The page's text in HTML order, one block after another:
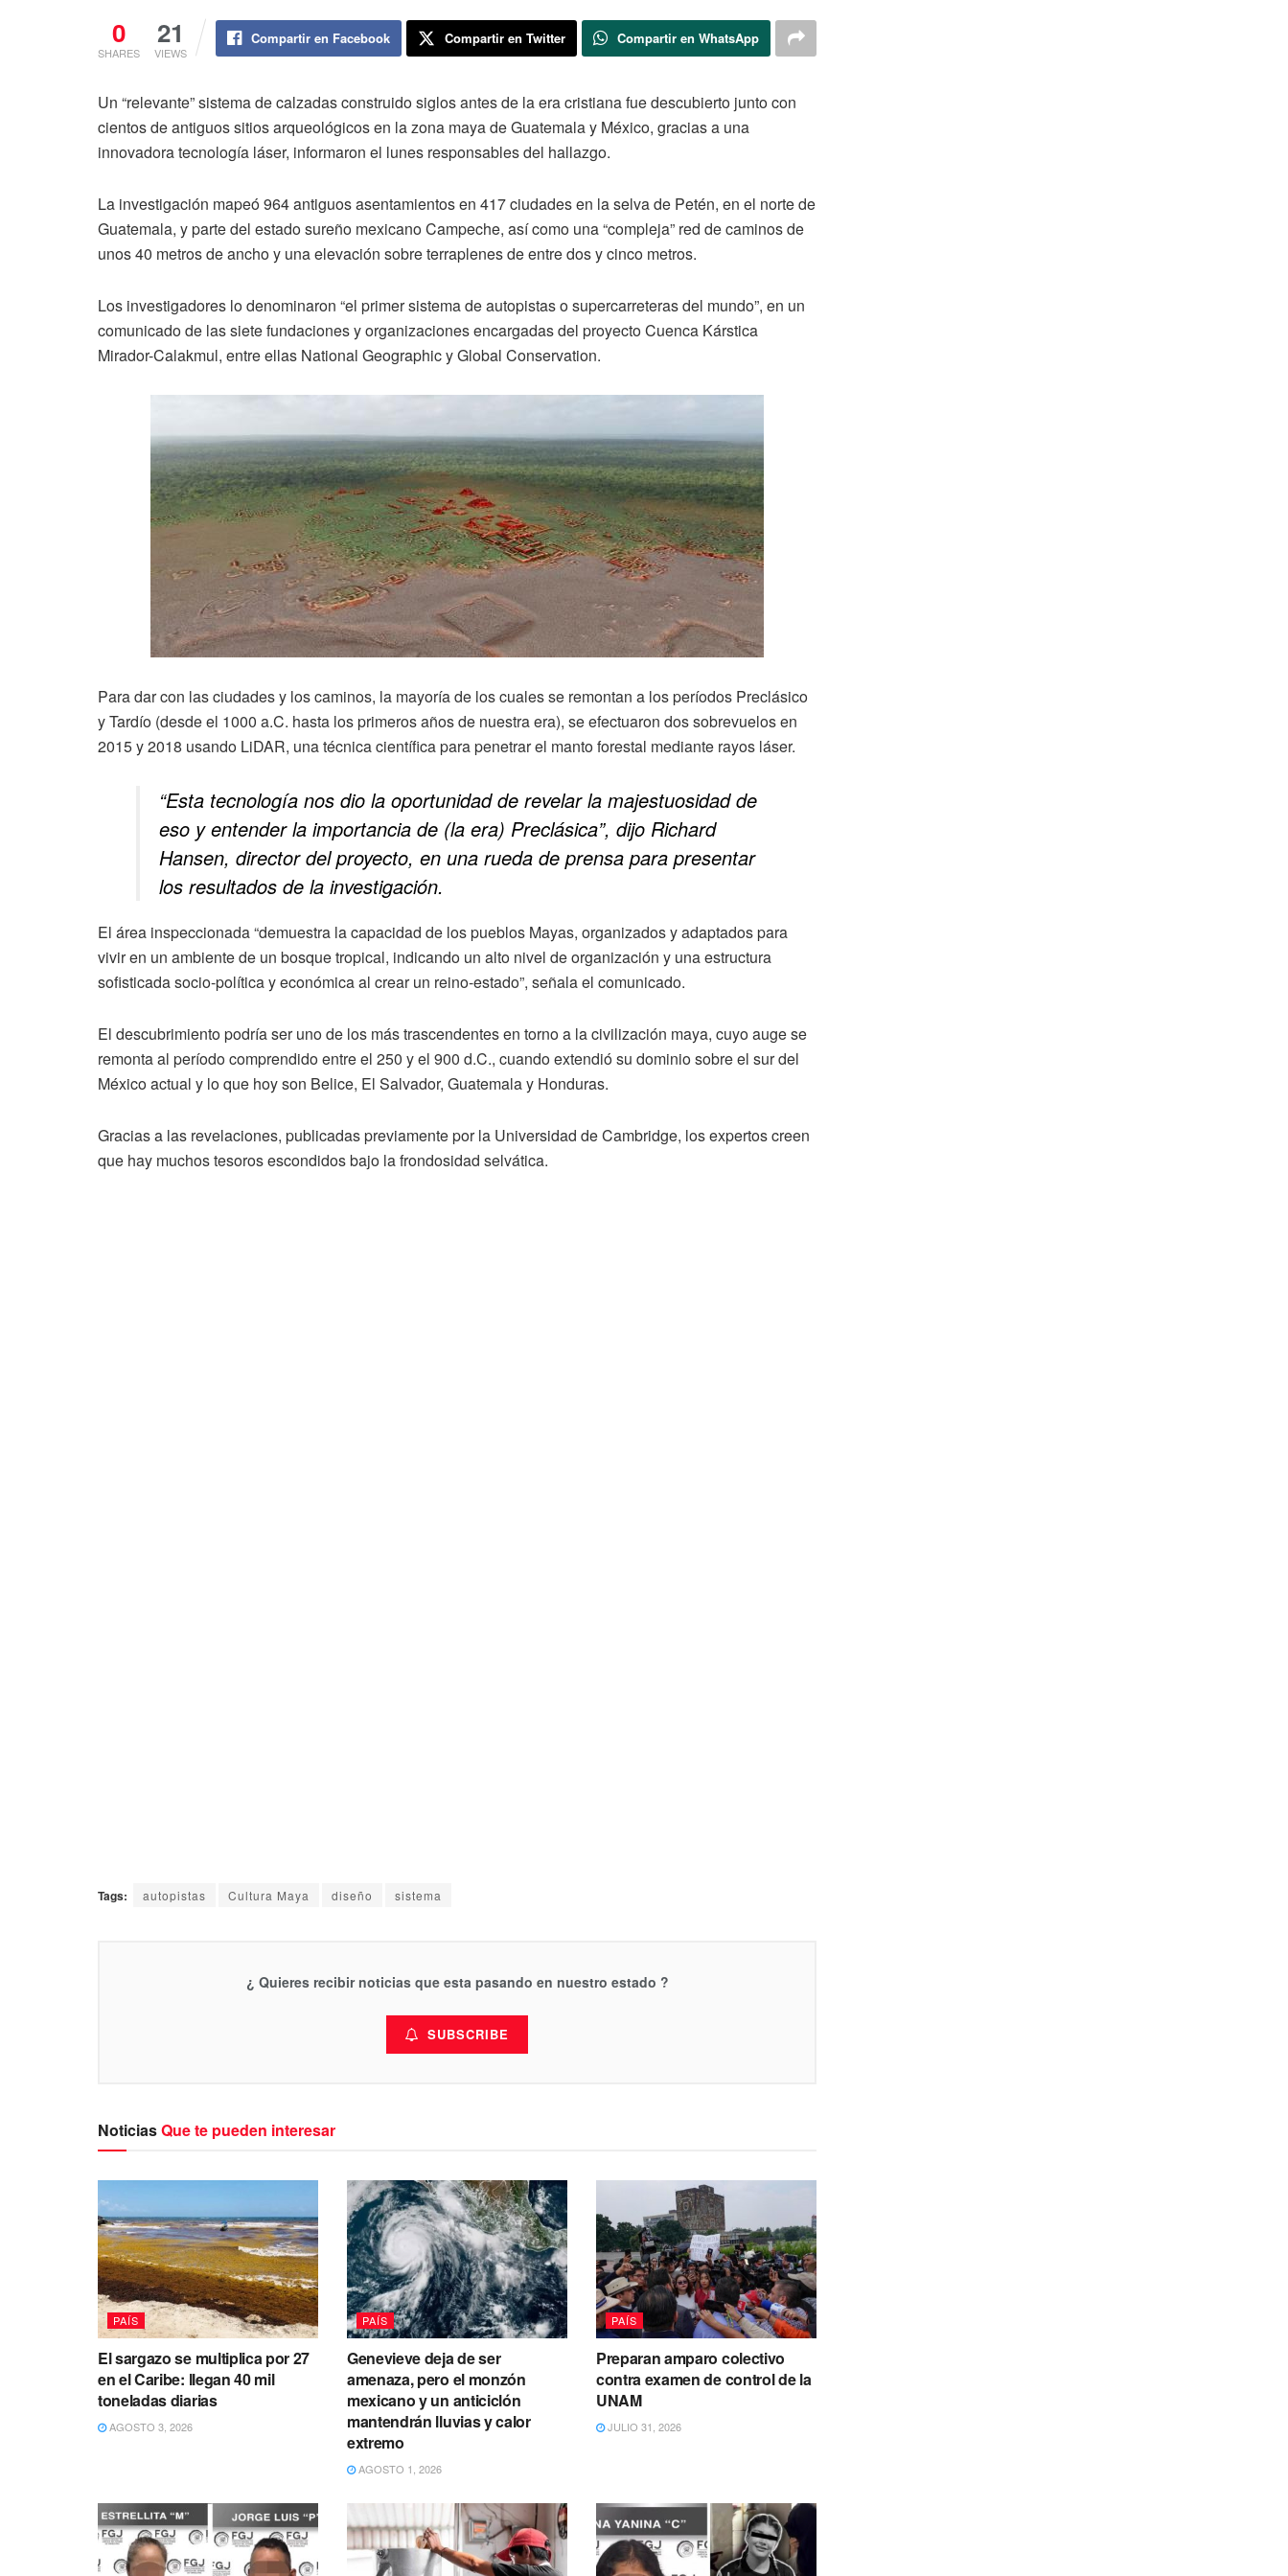
0
SHARES
21
VIEWS
Compartir en Facebook Compartir en Twitter Compartir en WhatsApp
Un “relevante” sistema de calzadas construido siglos antes de la era cristiana fue descubierto junto con
cientos de antiguos sitios arqueológicos en la zona maya de Guatemala y México, gracias a una
innovadora tecnología láser, informaron el lunes responsables del hallazgo.
La investigación mapeó 964 antiguos asentamientos en 417 ciudades en la selva de Petén, en el norte de
Guatemala, y parte del estado sureño mexicano Campeche, así como una “compleja” red de caminos de
unos 40 metros de ancho y una elevación sobre terraplenes de entre dos y cinco metros.
Los investigadores lo denominaron “el primer sistema de autopistas o supercarreteras del mundo”, en un
comunicado de las siete fundaciones y organizaciones encargadas del proyecto Cuenca Kárstica
Mirador-Calakmul, entre ellas National Geographic y Global Conservation.
Para dar con las ciudades y los caminos, la mayoría de los cuales se remontan a los períodos Preclásico
y Tardío (desde el 1000 a.C. hasta los primeros años de nuestra era), se efectuaron dos sobrevuelos en
2015 y 2018 usando LiDAR, una técnica científica para penetrar el manto forestal mediante rayos láser.
“Esta tecnología nos dio la oportunidad de revelar la majestuosidad de
eso y entender la importancia de (la era) Preclásica”, dijo Richard
Hansen, director del proyecto, en una rueda de prensa para presentar
los resultados de la investigación.
El área inspeccionada “demuestra la capacidad de los pueblos Mayas, organizados y adaptados para
vivir en un ambiente de un bosque tropical, indicando un alto nivel de organización y una estructura
sofisticada socio-política y económica al crear un reino-estado”, señala el comunicado.
El descubrimiento podría ser uno de los más trascendentes en torno a la civilización maya, cuyo auge se
remonta al período comprendido entre el 250 y el 900 d.C., cuando extendió su dominio sobre el sur del
México actual y lo que hoy son Belice, El Salvador, Guatemala y Honduras.
Gracias a las revelaciones, publicadas previamente por la Universidad de Cambridge, los expertos creen
que hay muchos tesoros escondidos bajo la frondosidad selvática.
Tags: autopistas Cultura Maya diseño sistema
¿ Quieres recibir noticias que esta pasando en nuestro estado ?
SUBSCRIBE
NoticiasQue te pueden interesar
PAÍS
El sargazo se multiplica por 27
en el Caribe: llegan 40 mil
toneladas diarias
AGOSTO 3, 2026
PAÍS
Genevieve deja de ser
amenaza, pero el monzón
mexicano y un anticiclón
mantendrán lluvias y calor
extremo
AGOSTO 1, 2026
PAÍS
Preparan amparo colectivo
contra examen de control de la
UNAM
JULIO 31, 2026